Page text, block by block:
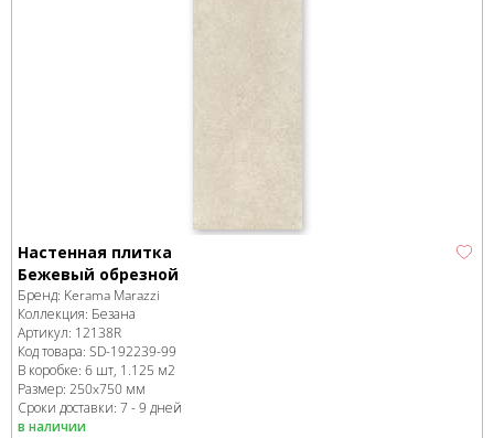
Настенная плитка
Бежевый обрезной
Бренд: Kerama Marazzi
Коллекция: Безана
Артикул: 12138R
Код товара: SD-192239-99
В коробке: 6 шт, 1.125 м2
Размер: 250x750 мм
Сроки доставки: 7 - 9 дней
в наличии